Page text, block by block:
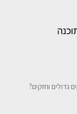
גדולים וחזקים?